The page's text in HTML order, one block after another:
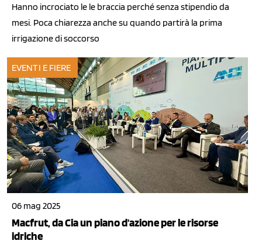
Hanno incrociato le le braccia perché senza stipendio da
mesi. Poca chiarezza anche su quando partirà la prima
irrigazione di soccorso
EVENTI E FIERE
06 mag 2025
Macfrut, da Cia un piano d'azione per le risorse
idriche